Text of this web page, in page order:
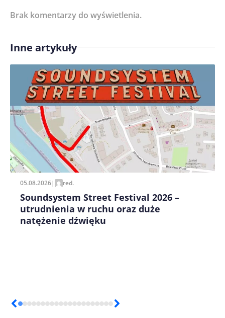
Treść komentarza*
Imię/ Nick*
Zapamiętaj moje dane w tej przeglądarce podczas
pisania kolejnych komentarzy.
Brak komentarzy do wyświetlenia.
Inne artykuły
05.08.2026| red.
Soundsystem Street Festival 2026 –
utrudnienia w ruchu oraz duże
natężenie dźwięku